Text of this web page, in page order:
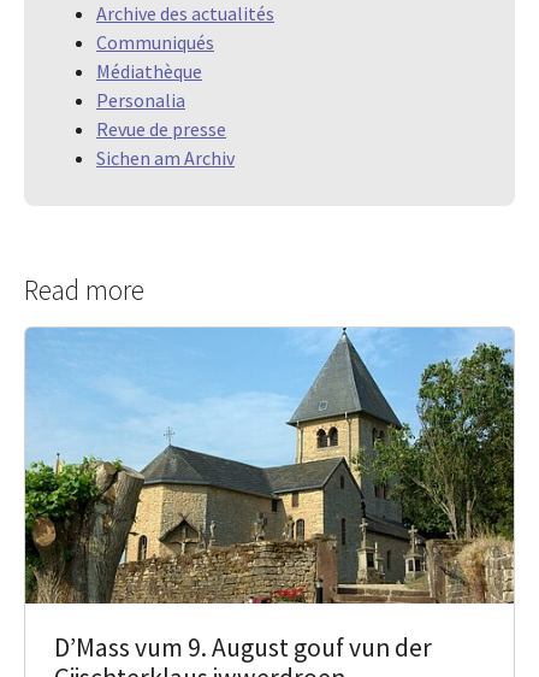
Archive des actualités
Communiqués
Médiathèque
Personalia
Revue de presse
Sichen am Archiv
Read more
D’Mass vum 9. August gouf vun der